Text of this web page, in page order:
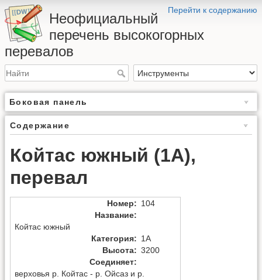
Перейти к содержанию
Неофициальный
перечень высокогорных
перевалов
Боковая панель
Содержание
Койтас южный (1А),
перевал
Номер: 104
Название:
Койтас южный
Категория: 1А
Высота: 3200
Соединяет:
верховья р. Койтас - р. Ойсаз и р.